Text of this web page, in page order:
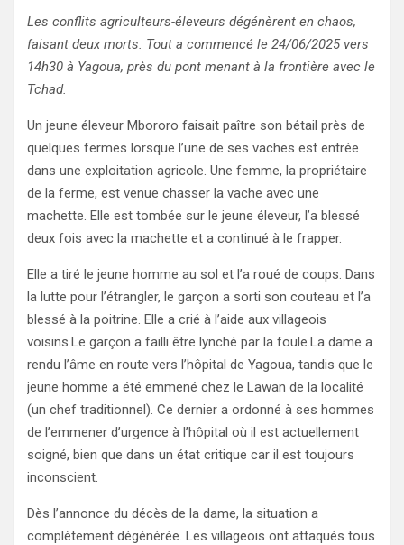
Les conflits agriculteurs-éleveurs dégénèrent en chaos,
faisant deux morts. Tout a commencé le 24/06/2025 vers
14h30 à Yagoua, près du pont menant à la frontière avec le
Tchad.
Un jeune éleveur Mbororo faisait paître son bétail près de
quelques fermes lorsque l’une de ses vaches est entrée
dans une exploitation agricole. Une femme, la propriétaire
de la ferme, est venue chasser la vache avec une
machette. Elle est tombée sur le jeune éleveur, l’a blessé
deux fois avec la machette et a continué à le frapper.
Elle a tiré le jeune homme au sol et l’a roué de coups. Dans
la lutte pour l’étrangler, le garçon a sorti son couteau et l’a
blessé à la poitrine. Elle a crié à l’aide aux villageois
voisins.Le garçon a failli être lynché par la foule.La dame a
rendu l’âme en route vers l’hôpital de Yagoua, tandis que le
jeune homme a été emmené chez le Lawan de la localité
(un chef traditionnel). Ce dernier a ordonné à ses hommes
de l’emmener d’urgence à l’hôpital où il est actuellement
soigné, bien que dans un état critique car il est toujours
inconscient.
Dès l’annonce du décès de la dame, la situation a
complètement dégénérée. Les villageois ont attaqués tous